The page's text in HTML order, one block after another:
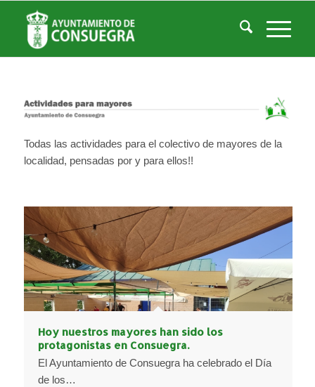
Actividades para mayores
Usted está aquí: Inicio / Actividades para mayores
Todas las actividades para el colectivo de mayores de la
localidad, pensadas por y para ellos!!
Hoy nuestros mayores han sido los
protagonistas en Consuegra.
El Ayuntamiento de Consuegra ha celebrado el Día
de los…